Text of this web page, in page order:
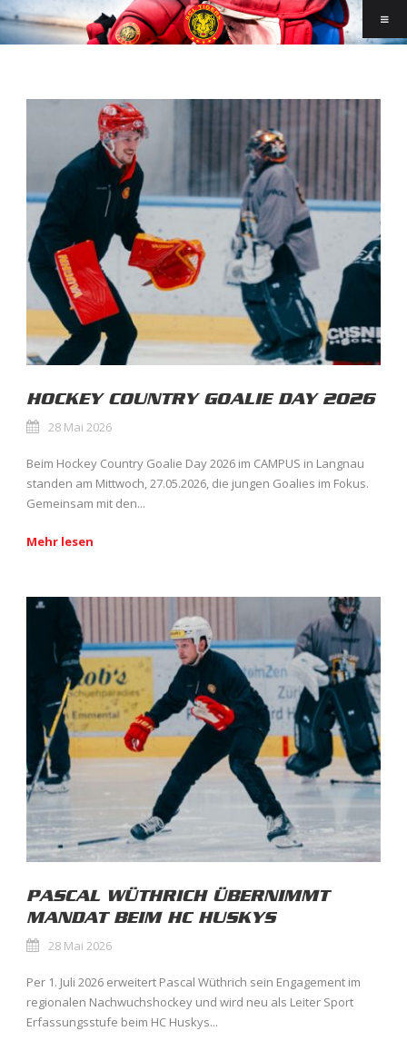
HOCKEY COUNTRY GOALIE DAY 2026
28 Mai 2026
Beim Hockey Country Goalie Day 2026 im CAMPUS in Langnau
standen am Mittwoch, 27.05.2026, die jungen Goalies im Fokus.
Gemeinsam mit den...
Mehr lesen
PASCAL WÜTHRICH ÜBERNIMMT
MANDAT BEIM HC HUSKYS
28 Mai 2026
Per 1. Juli 2026 erweitert Pascal Wüthrich sein Engagement im
regionalen Nachwuchshockey und wird neu als Leiter Sport
Erfassungsstufe beim HC Huskys...